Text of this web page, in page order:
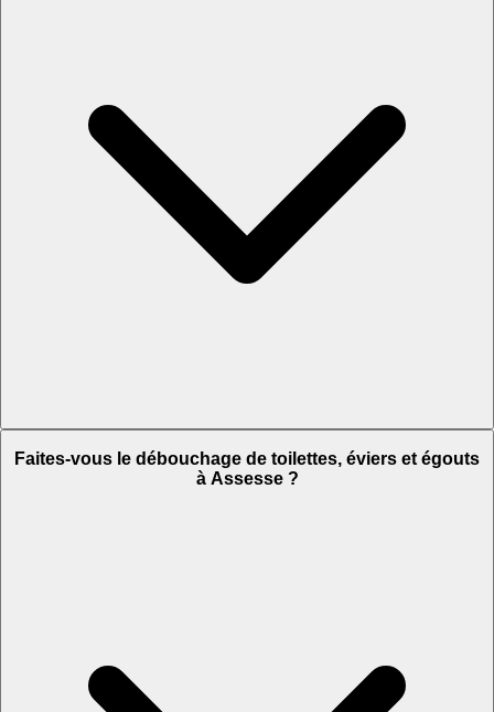
Faites-vous le débouchage de toilettes, éviers et égouts
à Assesse ?